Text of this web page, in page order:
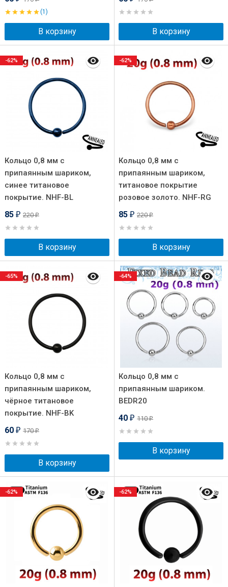
(1)
В корзину В корзину
Кольцо 0,8 мм с
припаянным шариком,
синее титановое
покрытие. NHF-BL
85 ₽ 220₽
В корзину
-62%
Кольцо 0,8 мм с
припаянным шариком,
титановое покрытие
розовое золото. NHF-RG
85 ₽ 220₽
В корзину
-62%
Кольцо 0,8 мм с
припаянным шариком,
чёрное титановое
покрытие. NHF-BK
60 ₽ 170₽
В корзину
-65%
Кольцо 0,8 мм с
припаянным шариком.
BEDR20
40 ₽ 110₽
В корзину
-64%
-62% -62%